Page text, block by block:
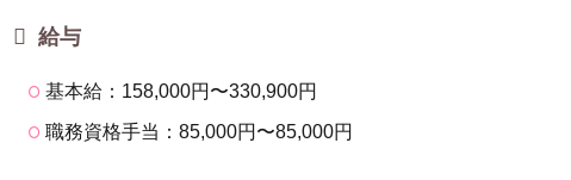
給与
基本給：158,000円〜330,900円
職務資格手当：85,000円〜85,000円